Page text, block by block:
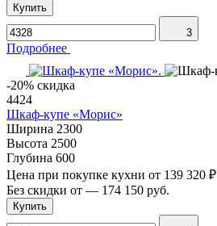
Купить
3
Подробнее
-20% скидка
4424
Шкаф-купе «Морис»
Ширина 2300
Высота 2500
Глубина 600
Цена при покупке кухни от 139 320 ₽
Без скидки от — 174 150 руб.
Купить